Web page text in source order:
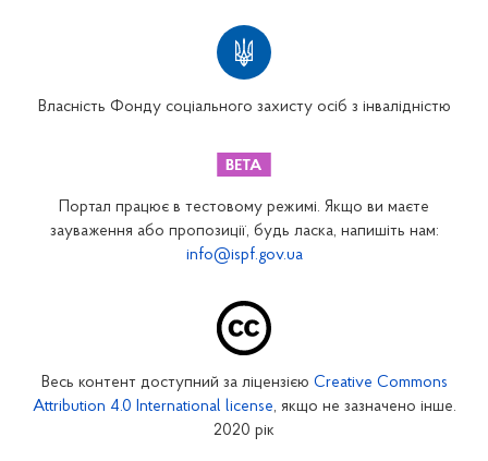
Закарпатське відділення
Запорізьке відділення
Кіровоградське відділення
Власність Фонду соціального захисту осіб з інвалідністю
Портал працює в тестовому режимі. Якщо ви маєте
зауваження або пропозиції, будь ласка, напишіть нам:
info@ispf.gov.ua
Весь контент доступний за ліцензією Creative Commons
Attribution 4.0 International license, якщо не зазначено інше.
2020 рік